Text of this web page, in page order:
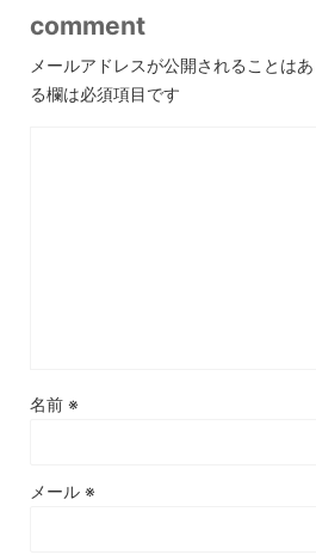
comment
メールアドレスが公開されることはあ
る欄は必須項目です
名前 ※
メール ※